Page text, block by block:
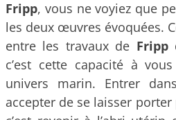
Fripp, vous ne voyiez que
les deux œuvres évoquées.
entre les travaux de Fripp
c’est cette capacité à
univers marin. Entrer
accepter de se laisser